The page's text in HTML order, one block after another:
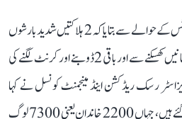
نیوز ایجنسی ’سنہوا‘ نے سرکاری رپورٹس کے حوالے سے بتایا کہ 2 ہلاکتیں شدید بارشوں
کے باعث لینڈ سلائیڈنگ سے، 2 چٹانیں کھسکنے سے اور باقی 2 ڈوبنے اور کرنٹ لگنے کی
رسک ریڈکشن اینڈ مینجمنٹ کونسل نے کہا
کہ 86 امدادی کیمپ فعال کر دیے گئے ہیں، جہاں 2200 خاندان یعنی 7300 لوگ